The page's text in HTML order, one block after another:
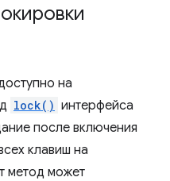
на
lock() интерфейса
после включения
клавиш на
метод может